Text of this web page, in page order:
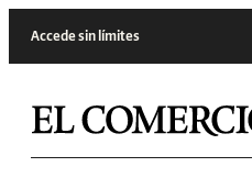
Accede sin límites